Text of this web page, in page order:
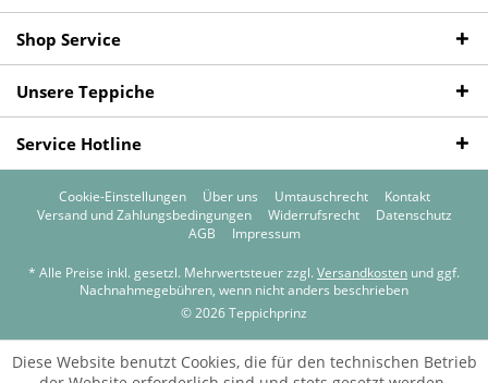
Shop Service
Unsere Teppiche
Service Hotline
Cookie-Einstellungen Über uns Umtauschrecht
Kontakt
Versand und Zahlungsbedingungen
Widerrufsrecht
Datenschutz
AGB
Impressum
* Alle Preise inkl. gesetzl. Mehrwertsteuer zzgl. Versandkosten und ggf.
Nachnahmegebühren, wenn nicht anders beschrieben
© 2026 Teppichprinz
Diese Website benutzt Cookies, die für den technischen Betrieb